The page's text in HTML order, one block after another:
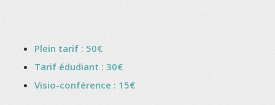
Plein tarif : 50€
Tarif édudiant : 30€
Visio-conférence : 15€